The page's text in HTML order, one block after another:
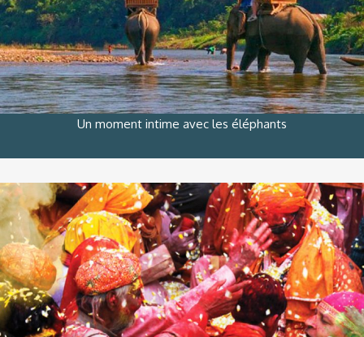
Un moment intime avec les éléphants